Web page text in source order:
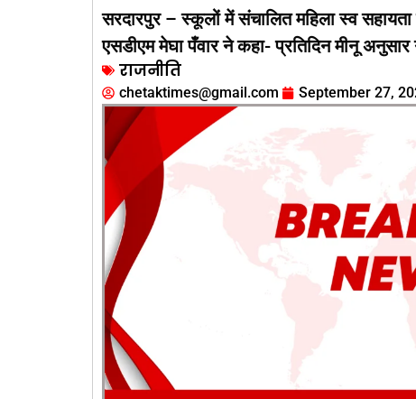
सरदारपुर – स्कूलों में संचालित महिला स्व
एसडीएम मेघा पँवार ने कहा- प्रतिदिन मीनू अनुसार
राजनीति
chetaktimes@gmail.com September 27,